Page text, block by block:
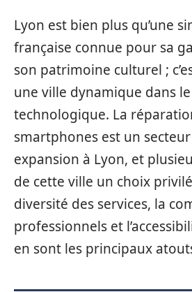
Lyon est bien plus qu’une
française connue pour sa
son patrimoine culturel ;
une ville dynamique dans
technologique. La
smartphones est un
expansion à Lyon, et
de cette ville un choix
diversité des services, la
professionnels et
en sont les principaux